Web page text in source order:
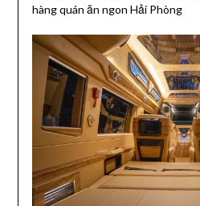
hàng quán ăn ngon Hải Phòng